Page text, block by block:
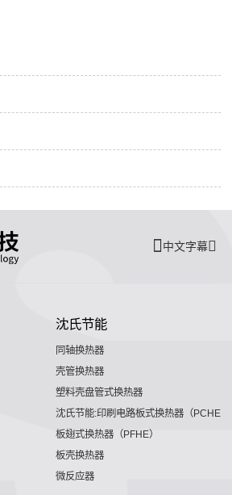
中文字幕
沈氏节能
同轴换热器
壳管换热器
塑料壳盘管式换热器
沈氏节能:印刷电路板式换热器（PCHE）
板翅式换热器（PFHE）
板壳换热器
微反应器